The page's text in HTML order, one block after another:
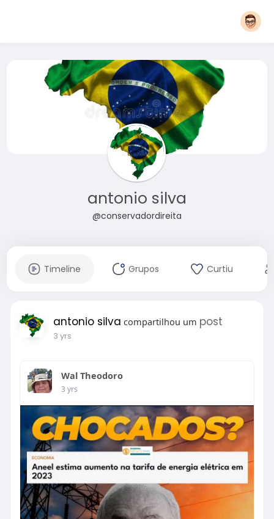
antonio silva
@conservadordireita
Timeline Grupos Curtiu
antonio silva compartilhou um post
3 yrs
Wal Theodoro
3 yrs